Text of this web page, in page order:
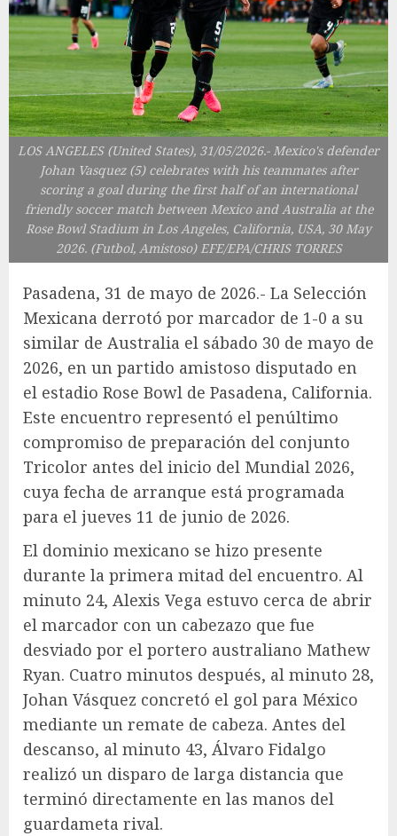
LOS ANGELES (United States), 31/05/2026.- Mexico's defender
Johan Vasquez (5) celebrates with his teammates after
scoring a goal during the first half of an international
friendly soccer match between Mexico and Australia at the
Rose Bowl Stadium in Los Angeles, California, USA, 30 May
2026. (Futbol, Amistoso) EFE/EPA/CHRIS TORRES
Pasadena, 31 de mayo de 2026.- La Selección
Mexicana derrotó por marcador de 1-0 a su
similar de Australia el sábado 30 de mayo de
2026, en un partido amistoso disputado en
el estadio Rose Bowl de Pasadena, California.
Este encuentro representó el penúltimo
compromiso de preparación del conjunto
Tricolor antes del inicio del Mundial 2026,
cuya fecha de arranque está programada
para el jueves 11 de junio de 2026.
El dominio mexicano se hizo presente
durante la primera mitad del encuentro. Al
minuto 24, Alexis Vega estuvo cerca de abrir
el marcador con un cabezazo que fue
desviado por el portero australiano Mathew
Ryan. Cuatro minutos después, al minuto 28,
Johan Vásquez concretó el gol para México
mediante un remate de cabeza. Antes del
descanso, al minuto 43, Álvaro Fidalgo
realizó un disparo de larga distancia que
terminó directamente en las manos del
guardameta rival.